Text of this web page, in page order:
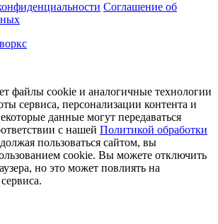
Соглашение об
файлы cookie и аналогичные технологии
сервиса, персонализации контента и
данные могут передаваться
с нашей Политикой обработки
пользоваться сайтом, вы
cookie. Вы можете отключить
но это может повлиять на